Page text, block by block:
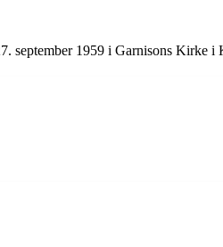
september 1959 i Garnisons Kirke i